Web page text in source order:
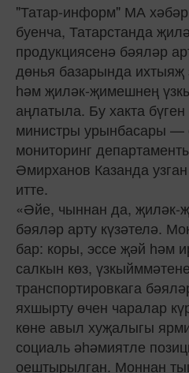
"Татар-информ" МА хәбәр
буенча, Татарстанда
продукциясенә бәяләр
дөнья базарында
һәм җиләк-җимешнең
аңлатыла. Бу хакта
министры урынбасары —
мониторинг
Әмирханов Казанда
итте.
«Әйе, чыннан да, җиләк-
бәяләр арту күзәтелә.
бар: коры, эссе җәй һәм
салкын көз,
транспортировкага
яхшырту өчен чаралар
көне авыл хуҗалыгы
социаль әһәмиятле
оештырылган. Моннан